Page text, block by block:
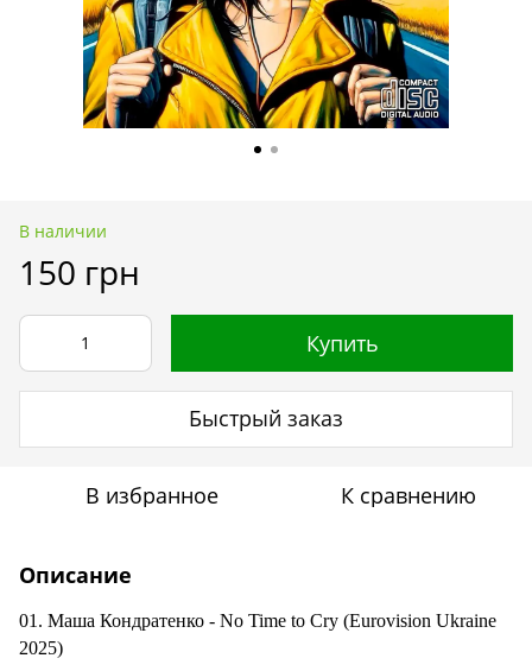
В наличии
150 грн
Купить
Быстрый заказ
В избранное К сравнению
Описание
01. Маша Кондратенко - No Time to Cry (Eurovision Ukraine
2025)